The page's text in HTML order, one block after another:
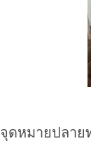
จุดหมายปลาย